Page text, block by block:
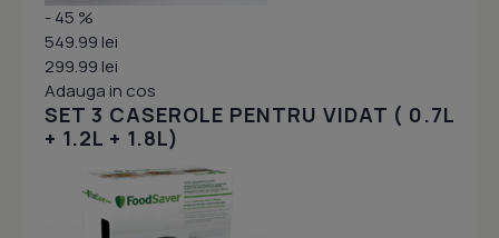
- 45 %
549.99 lei
299.99 lei
Adauga in cos
SET 3 CASEROLE PENTRU VIDAT ( 0.7L
+ 1.2L + 1.8L)